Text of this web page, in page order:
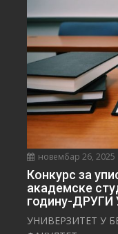
новембар 26, 2025
Конкурс за
академске
годину-
УНИВЕРЗИТЕТ У